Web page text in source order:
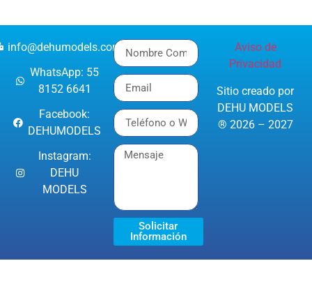
info@dehumodels.com
WhatsApp: 55
8152 6641
Facebook:
DEHUMODELS
Instagram:
DEHU
MODELS
Solicitar
Información
Aviso de
Privacidad
Sitio creado por
DEHU MODELS
® 2026 – 2027